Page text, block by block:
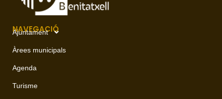
NAVEGACIÓ
Ajuntament
Àrees municipals
Agenda
Turisme